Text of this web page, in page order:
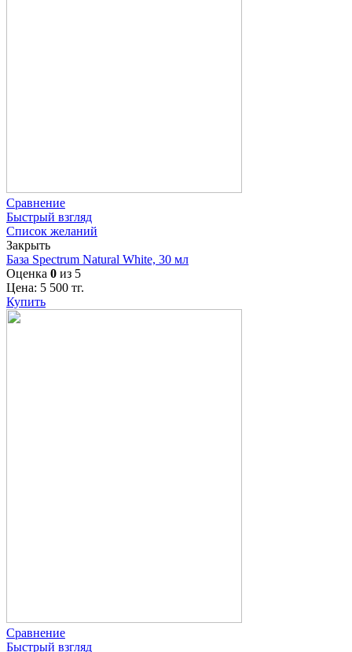
Сравнение
Быстрый взгляд
Список желаний
Закрыть
База Spectrum Natural White, 30 мл
Оценка 0 из 5
Цена: 5 500 тг.
Купить
Сравнение
Быстрый взгляд